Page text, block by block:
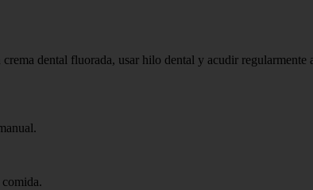
dental fluorada, usar hilo dental y acudir